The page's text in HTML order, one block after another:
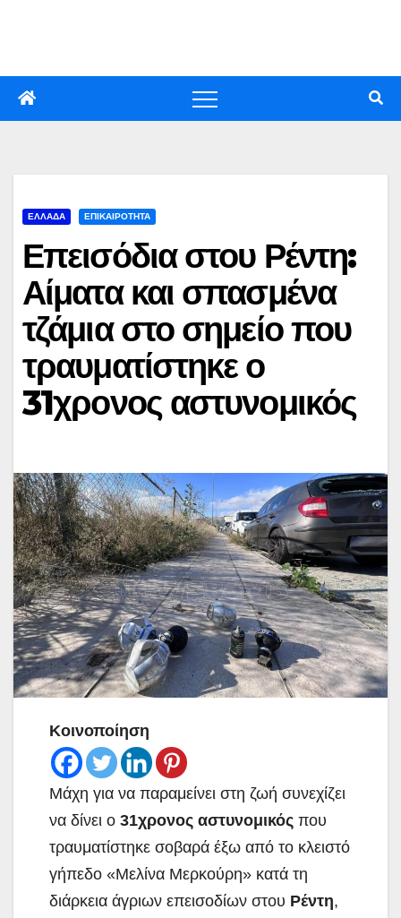
ΕΛΛΑΔΑ ΕΠΙΚΑΙΡΟΤΗΤΑ
Επεισόδια στου Ρέντη:
Αίματα και σπασμένα
τζάμια στο σημείο που
τραυματίστηκε ο
31χρονος αστυνομικός
Κοινοποίηση
Μάχη για να παραμείνει στη ζωή συνεχίζει
να δίνει ο 31χρονος αστυνομικός που
τραυματίστηκε σοβαρά έξω από το κλειστό
γήπεδο «Μελίνα Μερκούρη» κατά τη
διάρκεια άγριων επεισοδίων στου Ρέντη,